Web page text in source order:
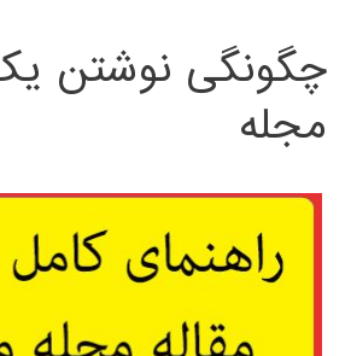
چگونگی نوشتن
مجله